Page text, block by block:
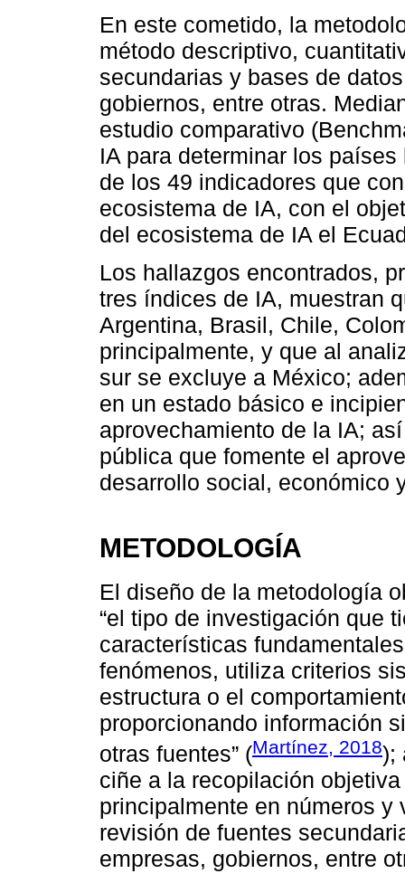
En este cometido, la
método descriptivo,
secundarias y bases de
gobiernos, entre otras.
estudio comparativo
IA para determinar los
de los 49 indicadores que
ecosistema de IA, con el
del ecosistema de IA el
Los hallazgos encontrados,
tres índices de IA, muestran
Argentina, Brasil, Chile,
principalmente, y que al
sur se excluye a México;
en un estado básico e
aprovechamiento de la IA;
pública que fomente el
desarrollo social, económico
METODOLOGÍA
El diseño de la metodología
“el tipo de investigación que
características
fenómenos, utiliza criterios
estructura o el
proporcionando información
otras fuentes” (Martínez, 2018);
ciñe a la recopilación
principalmente en números
revisión de fuentes
empresas, gobiernos, entre